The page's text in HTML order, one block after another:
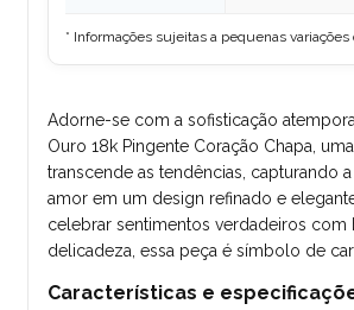
* Informações sujeitas a pequenas variações
Adorne-se com a sofisticação
Ouro 18k Pingente Coração Chapa,
transcende as tendências, capturando
amor em um design refinado e
celebrar sentimentos verdadeiros com
delicadeza, essa peça é símbolo de
Características e